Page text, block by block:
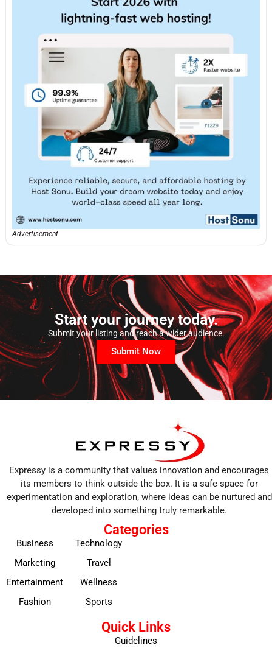
Advertisement
Start your journey today.
Submit your listing and reach a wider audience.
Submit Now
Expressy is a community that values innovation and encourages
its members to think outside the box. It is a safe space for
experimentation and exploration, where ideas can be nurtured and
developed into something truly remarkable.
Categories
Business
Marketing
Entertainment
Fashion
Technology
Travel
Wellness
Sports
Quick Links
Guidelines